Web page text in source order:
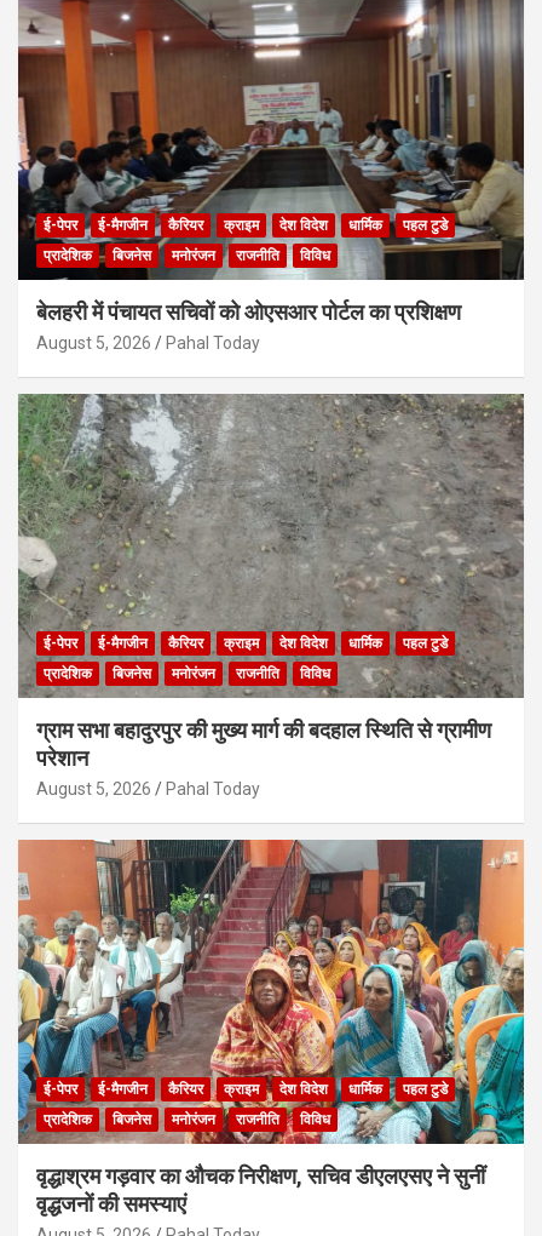
ई-पेपर ई-मैगजीन कैरियर क्राइम देश विदेश धार्मिक
पहल टुडे
प्रादेशिक
बिजनेस मनोरंजन राजनीति विविध
बेलहरी में पंचायत सचिवों को ओएसआर पोर्टल का प्रशिक्षण
August 5, 2026 Pahal Today
ई-पेपर ई-मैगजीन कैरियर क्राइम देश विदेश धार्मिक
पहल टुडे
प्रादेशिक
बिजनेस मनोरंजन राजनीति विविध
ग्राम सभा बहादुरपुर की मुख्य मार्ग की बदहाल स्थिति से ग्रामीण
परेशान
August 5, 2026 Pahal Today
ई-पेपर ई-मैगजीन कैरियर क्राइम देश विदेश धार्मिक
पहल टुडे
प्रादेशिक
बिजनेस मनोरंजन राजनीति विविध
वृद्धाश्रम गड़वार का औचक निरीक्षण, सचिव डीएलएसए ने सुनीं
वृद्धजनों की समस्याएं